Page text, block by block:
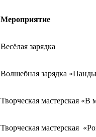
Мероприятие
Весёлая зарядка
Волшебная зарядка
Творческая мастерская
Творческая мастерская